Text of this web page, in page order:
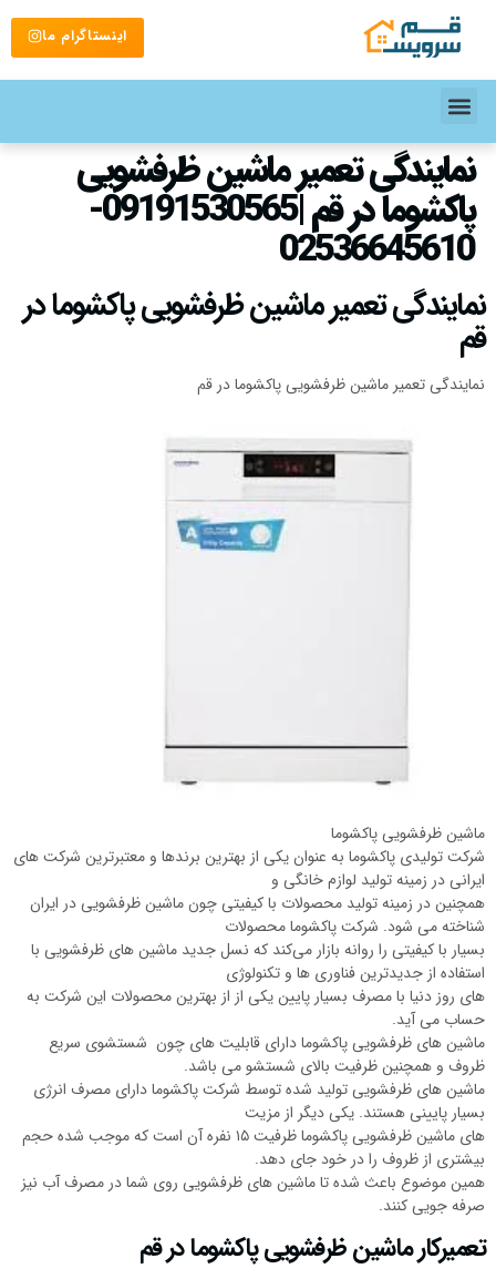
اینستاگرام ما
نمایندگی تعمیر ماشین ظرفشویی
پاکشوما در قم |09191530565-
02536645610
نمایندگی تعمیر ماشین ظرفشویی پاکشوما در
قم
نمایندگی تعمیر ماشین ظرفشویی پاکشوما در قم
ماشین ظرفشویی پاکشوما
شرکت تولیدی پاکشوما به عنوان یکی از بهترین برندها و معتبرترین شرکت های
ایرانی در زمینه تولید لوازم خانگی و
همچنین در زمینه تولید محصولات با کیفیتی چون ماشین ظرفشویی در ایران
شناخته می شود. شرکت پاکشوما محصولات
بسیار با کیفیتی را روانه بازار می‌کند که نسل جدید ماشین های ظرفشویی با
استفاده از جدیدترین فناوری ها و تکنولوژی
های روز دنیا با مصرف بسیار پایین یکی از از بهترین محصولات این شرکت به
حساب می آید.
ماشین های ظرفشویی پاکشوما دارای قابلیت های چون شستشوی سریع
ظروف و همچنین ظرفیت بالای شستشو می باشد.
ماشین های ظرفشویی تولید شده توسط شرکت پاکشوما دارای مصرف انرژی
بسیار پایینی هستند. یکی دیگر از مزیت
های ماشین ظرفشویی پاکشوما ظرفیت ۱۵ نفره آن است که موجب شده حجم
بیشتری از ظروف را در خود جای دهد.
همین موضوع باعث شده تا ماشین های ظرفشویی روی شما در مصرف آب نیز
صرفه جویی کنند.
تعمیرکار ماشین ظرفشویی پاکشوما در قم